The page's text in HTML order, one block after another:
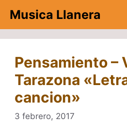
contenido
Musica Llanera
Pensamiento –
Tarazona
cancion»
3 febrero, 2017